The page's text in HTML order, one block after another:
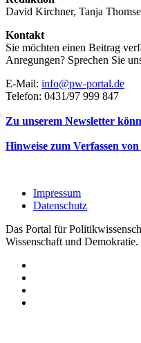
David Kirchner, Tanja
Kontakt
Sie möchten einen Beitrag
Anregungen? Sprechen Sie
E-Mail: info@pw-portal.de
Telefon: 0431/97 999 847
Zu unserem Newsletter
Hinweise zum Verfassen
Impressum
Datenschutz
Das Portal für
Wissenschaft und Demokratie.